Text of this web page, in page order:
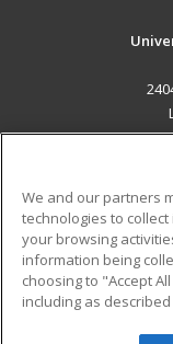
Military
Financial
Help
We and our partners
technologies to
your browsing
information being
choosing to "Accept
including as